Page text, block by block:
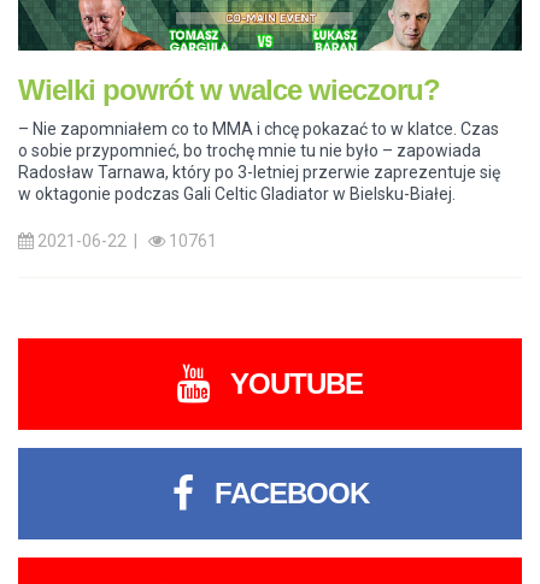
Wielki powrót w walce wieczoru?
– Nie zapomniałem co to MMA i chcę pokazać to w klatce. Czas
o sobie przypomnieć, bo trochę mnie tu nie było – zapowiada
Radosław Tarnawa, który po 3-letniej przerwie zaprezentuje się
w oktagonie podczas Gali Celtic Gladiator w Bielsku-Białej.
2021-06-22 | 10761
YOUTUBE
FACEBOOK